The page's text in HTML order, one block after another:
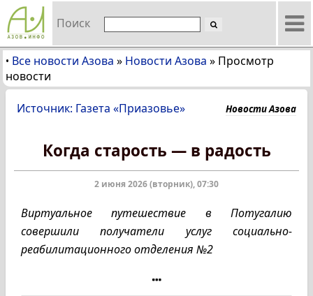
Поиск
• Все новости Азова » Новости Азова » Просмотр
новости
Источник: Газета «Приазовье» Новости Азова
Когда старость — в радость
2 июня 2026 (вторник), 07:30
Виртуальное путешествие в Потугалию
совершили получатели услуг социально-
реабилитационного отделения №2